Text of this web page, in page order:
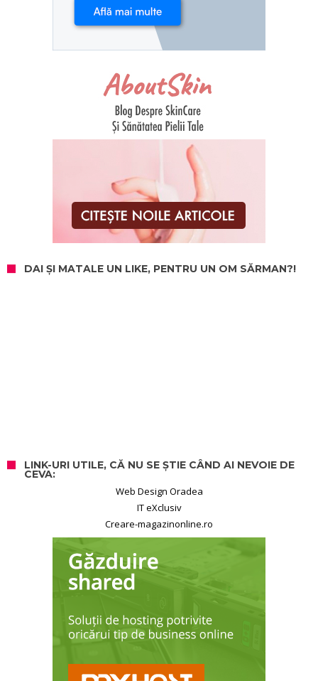
DAI ȘI MATALE UN LIKE, PENTRU UN OM SĂRMAN?!
LINK-URI UTILE, CĂ NU SE ȘTIE CÂND AI NEVOIE DE
CEVA:
Web Design Oradea
IT eXclusiv
Creare-magazinonline.ro